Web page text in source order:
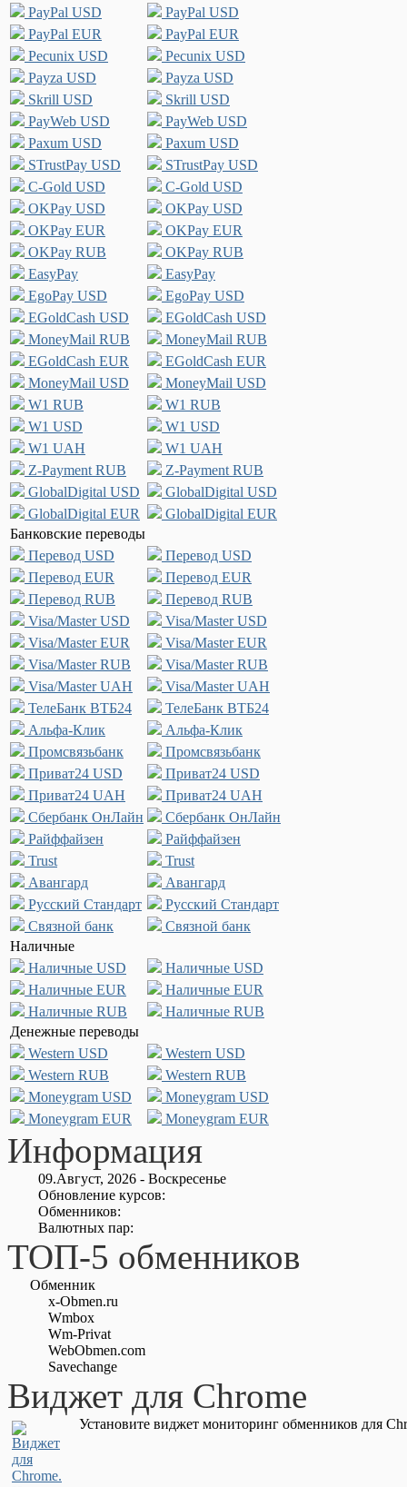
PayPal USD
PayPal USD
PayPal EUR
PayPal EUR
Pecunix USD
Pecunix USD
Payza USD
Payza USD
Skrill USD
Skrill USD
PayWeb USD
PayWeb USD
Paxum USD
Paxum USD
STrustPay USD
STrustPay USD
C-Gold USD
C-Gold USD
OKPay USD
OKPay USD
OKPay EUR
OKPay EUR
OKPay RUB
OKPay RUB
EasyPay
EasyPay
EgoPay USD
EgoPay USD
EGoldCash USD
EGoldCash USD
MoneyMail RUB
MoneyMail RUB
EGoldCash EUR
EGoldCash EUR
MoneyMail USD
MoneyMail USD
W1 RUB
W1 RUB
W1 USD
W1 USD
W1 UAH
W1 UAH
Z-Payment RUB
Z-Payment RUB
GlobalDigital USD
GlobalDigital USD
GlobalDigital EUR
GlobalDigital EUR
Банковские переводы
Перевод USD
Перевод USD
Перевод EUR
Перевод EUR
Перевод RUB
Перевод RUB
Visa/Master USD
Visa/Master USD
Visa/Master EUR
Visa/Master EUR
Visa/Master RUB
Visa/Master RUB
Visa/Master UAH
Visa/Master UAH
ТелеБанк ВТБ24
ТелеБанк ВТБ24
Альфа-Клик
Альфа-Клик
Промсвязьбанк
Промсвязьбанк
Приват24 USD
Приват24 USD
Приват24 UAH
Приват24 UAH
Сбербанк ОнЛайн
Сбербанк ОнЛайн
Райффайзен
Райффайзен
Trust
Trust
Авангард
Авангард
Русский Стандарт
Русский Стандарт
Связной банк
Связной банк
Наличные
Наличные USD
Наличные USD
Наличные EUR
Наличные EUR
Наличные RUB
Наличные RUB
Денежные переводы
Western USD
Western USD
Western RUB
Western RUB
Moneygram USD
Moneygram USD
Moneygram EUR
Moneygram EUR
Информация
09.Август, 2026 - Воскресенье
Обновление курсов:
Обменников:
Валютных пар:
ТОП-5 обменников
Обменник
x-Obmen.ru
Wmbox
Wm-Privat
WebObmen.com
Savechange
Виджет для Chrome
Установите виджет мониторинг обменников для